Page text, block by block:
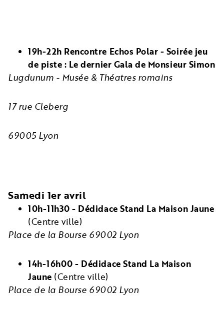
19h-22h Rencontre Echos Polar - Soirée jeu
de piste : Le dernier Gala de Monsieur Simon
Lugdunum - Musée & Théatres romains
17 rue Cleberg
69005 Lyon
Samedi 1er avril
10h-11h30 - Dédidace Stand La Maison Jaune
(Centre ville)
Place de la Bourse 69002 Lyon
14h-16h00 - Dédidace Stand La Maison
Jaune (Centre ville)
Place de la Bourse 69002 Lyon